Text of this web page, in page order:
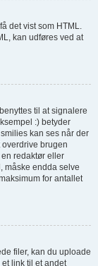
det vist som HTML.
kan udføres ved at
til at signalere
:) betyder
kan ses når der
brugen
redaktør eller
måske endda selve
for antallet
filer, kan du uploade
link til et andet